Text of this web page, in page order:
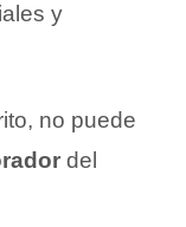
y
no puede
del